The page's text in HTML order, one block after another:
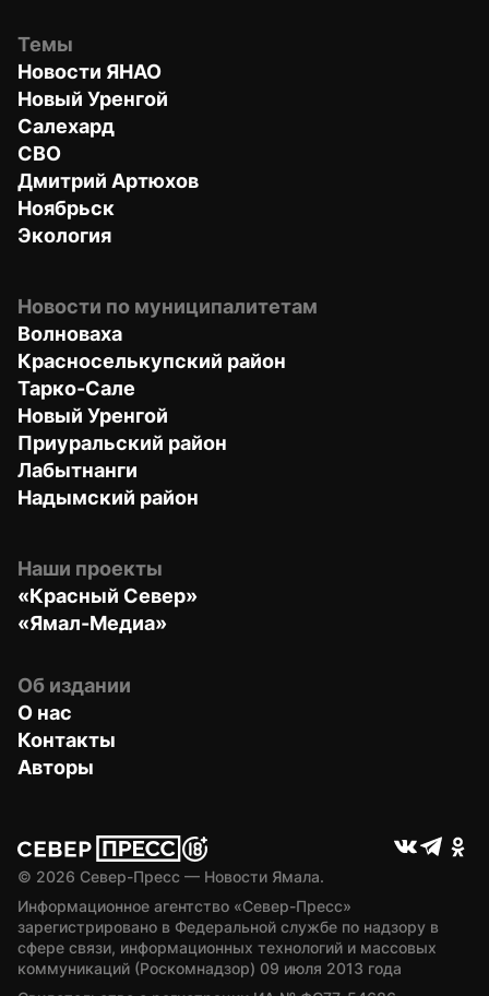
Темы
Новости ЯНАО
Новый Уренгой
Салехард
СВО
Дмитрий Артюхов
Ноябрьск
Экология
Новости по муниципалитетам
Волноваха
Красноселькупский район
Тарко-Сале
Новый Уренгой
Приуральский район
Лабытнанги
Надымский район
Наши проекты
«Красный Север»
«Ямал-Медиа»
Об издании
О нас
Контакты
Авторы
© 2026 Север-Пресс — Новости Ямала.
Информационное агентство «Север-Пресс»
зарегистрировано в Федеральной службе по надзору в
сфере связи, информационных технологий и массовых
коммуникаций (Роскомнадзор) 09 июля 2013 года